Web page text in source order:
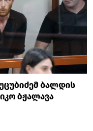
ბალდის
ბჟალავა